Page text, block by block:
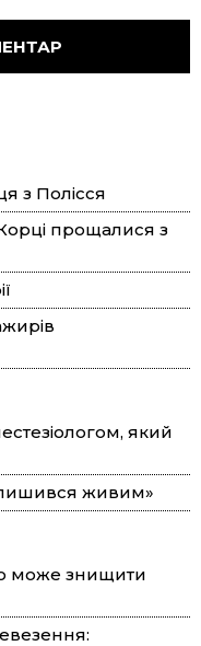
з Полісся
прощалися з
який
живим»
може знищити